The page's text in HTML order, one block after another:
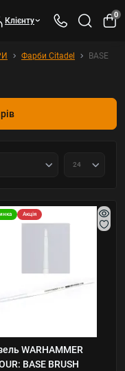
Клієнту
0
Фарби Citadel BASE
Акція
WARHAMMER
BASE BRUSH